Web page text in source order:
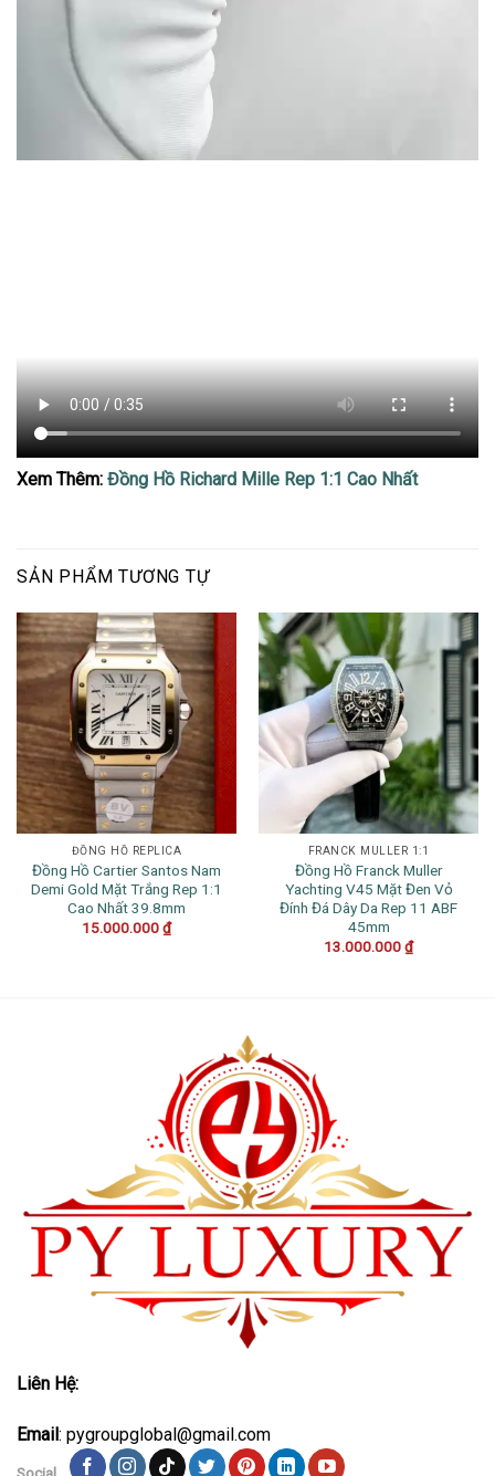
Xem Thêm: Đồng Hồ Richard Mille Rep 1:1 Cao Nhất
SẢN PHẨM TƯƠNG TỰ
ĐỒNG HỒ REPLICA
Đồng Hồ Cartier Santos Nam
Demi Gold Mặt Trắng Rep 1:1
Cao Nhất 39.8mm
15.000.000₫
FRANCK MULLER 1:1
Đồng Hồ Franck Muller
Yachting V45 Mặt Đen Vỏ
Đính Đá Dây Da Rep 11 ABF
45mm
13.000.000₫
Liên Hệ:
Email: pygroupglobal@gmail.com